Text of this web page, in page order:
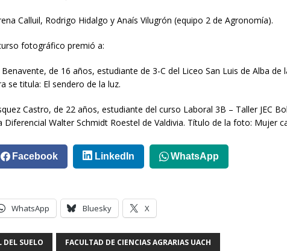
Calluil, Rodrigo Hidalgo y Anaís Vilugrón (equipo 2 de Agronomía).
fotográfico premió a:
de 16 años, estudiante de 3-C del Liceo San Luis de Alba de
se titula: El sendero de la luz.
Castro, de 22 años, estudiante del curso Laboral 3B – Taller JEC
Diferencial Walter Schmidt Roestel de Valdivia. Título de la foto: Mujer
Facebook LinkedIn WhatsApp
WhatsApp Bluesky X
SUELO FACULTAD DE CIENCIAS AGRARIAS UACH